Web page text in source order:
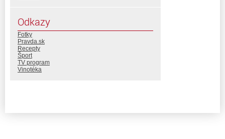
Odkazy
Fotky
Pravda.sk
Recepty
Šport
TV program
Vinotéka